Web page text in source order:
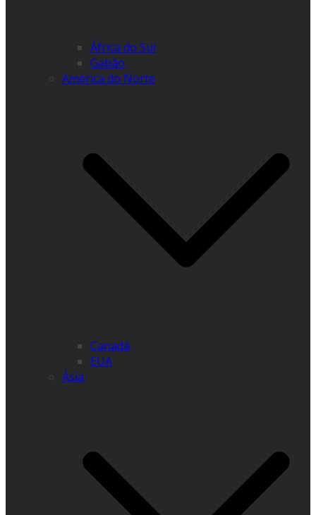
África do Sul
Gabão
América do Norte
Canadá
EUA
Ásia